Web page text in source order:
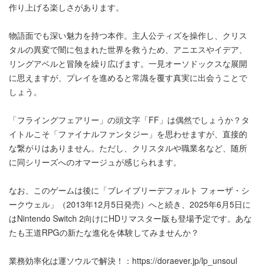
作り上げる楽しさがあります。
物語面でも深い魅力を持つ本作。主人公ティズを操作し、クリス
タルの異変で闇に包まれた世界を救うため、アニエスやイデア、
リングアベルと冒険を繰り広げます。一見オーソドックスな展開
に思えますが、プレイを進めると常識を覆す真実に出会うことで
しょう。
「フライングフェアリー」の頭文字「FF」は偶然でしょうか？タ
イトルこそ「ファイナルファンタジー」を思わせますが、直接的
な繋がりはありません。ただし、クリスタルや職業名など、随所
に同シリーズへのオマージュが感じられます。
なお、このゲームは後に「ブレイブリーデフォルト フォーザ・シ
ークウェル」（2013年12月5日発売）へと続き、2025年6月5日に
はNintendo Switch 2向けにHDリマスター版も登場予定です。あな
たも王道RPGの新たな進化を体験してみませんか？
業務効率化は運ソウルで解決！： https://doraever.jp/lp_unsoul